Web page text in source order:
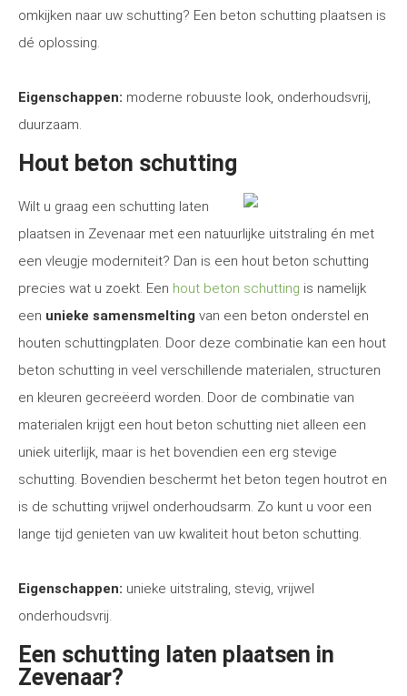
omkijken naar uw schutting? Een beton schutting plaatsen is
dé oplossing.
Eigenschappen: moderne robuuste look, onderhoudsvrij,
duurzaam.
Hout beton schutting
Wilt u graag een schutting laten
plaatsen in Zevenaar met een natuurlijke uitstraling én met
een vleugje moderniteit? Dan is een hout beton schutting
precies wat u zoekt. Een hout beton schutting is namelijk
een unieke samensmelting van een beton onderstel en
houten schuttingplaten. Door deze combinatie kan een hout
beton schutting in veel verschillende materialen, structuren
en kleuren gecreëerd worden. Door de combinatie van
materialen krijgt een hout beton schutting niet alleen een
uniek uiterlijk, maar is het bovendien een erg stevige
schutting. Bovendien beschermt het beton tegen houtrot en
is de schutting vrijwel onderhoudsarm. Zo kunt u voor een
lange tijd genieten van uw kwaliteit hout beton schutting.
Eigenschappen: unieke uitstraling, stevig, vrijwel
onderhoudsvrij.
Een schutting laten plaatsen in
Zevenaar?